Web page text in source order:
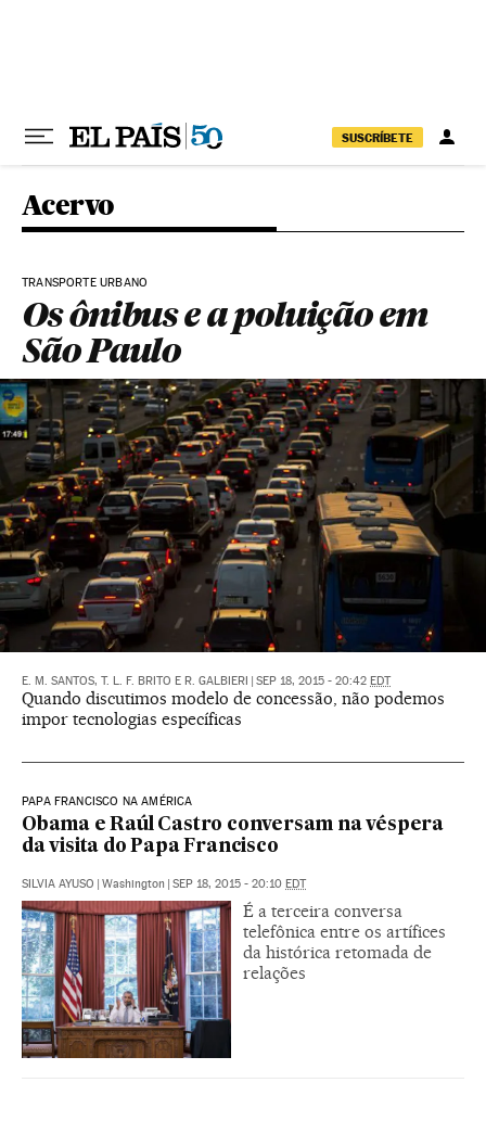
SUSCRÍBETE
Acervo
TRANSPORTE URBANO
Os ônibus e a poluição em
São Paulo
E. M. SANTOS, T. L. F. BRITO E R. GALBIERI SEP 18, 2015 - 20:42 EDT
Quando discutimos modelo de concessão, não podemos
impor tecnologias específicas
PAPA FRANCISCO NA AMÉRICA
Obama e Raúl Castro conversam na véspera
da visita do Papa Francisco
SILVIA AYUSO Washington SEP 18, 2015 - 20:10 EDT
É a terceira conversa
telefônica entre os artífices
da histórica retomada de
relações